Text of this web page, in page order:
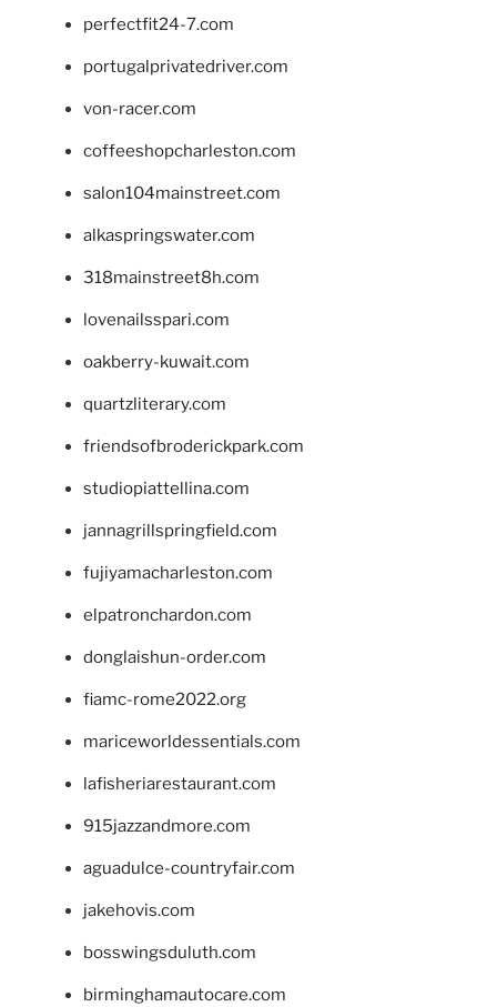
perfectfit24-7.com
portugalprivatedriver.com
von-racer.com
coffeeshopcharleston.com
salon104mainstreet.com
alkaspringswater.com
318mainstreet8h.com
lovenailsspari.com
oakberry-kuwait.com
quartzliterary.com
friendsofbroderickpark.com
studiopiattellina.com
jannagrillspringfield.com
fujiyamacharleston.com
elpatronchardon.com
donglaishun-order.com
fiamc-rome2022.org
mariceworldessentials.com
lafisheriarestaurant.com
915jazzandmore.com
aguadulce-countryfair.com
jakehovis.com
bosswingsduluth.com
birminghamautocare.com